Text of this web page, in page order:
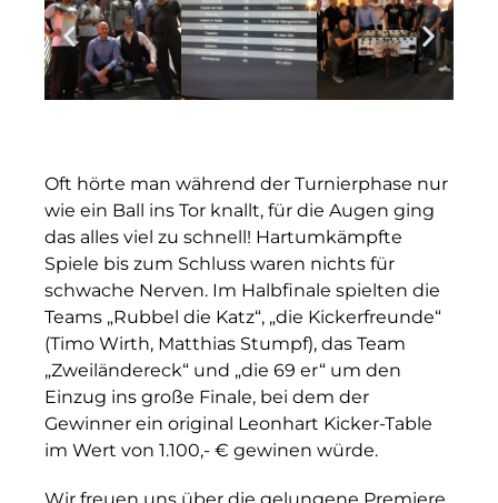
Oft hörte man während der Turnierphase nur
wie ein Ball ins Tor knallt, für die Augen ging
das alles viel zu schnell! Hartumkämpfte
Spiele bis zum Schluss waren nichts für
schwache Nerven. Im Halbfinale spielten die
Teams „Rubbel die Katz“, „die Kickerfreunde“
(Timo Wirth, Matthias Stumpf), das Team
„Zweiländereck“ und „die 69 er“ um den
Einzug ins große Finale, bei dem der
Gewinner ein original Leonhart Kicker-Table
im Wert von 1.100,- € gewinen würde.